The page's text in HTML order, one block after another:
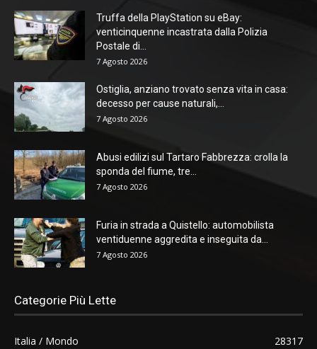
Truffa della PlayStation su eBay:
venticinquenne incastrata dalla Polizia
Postale di...
7 Agosto 2026
Ostiglia, anziano trovato senza vita in casa:
decesso per cause naturali,...
7 Agosto 2026
Abusi edilizi sul Tartaro Fabbrezza: crolla la
sponda del fiume, tre...
7 Agosto 2026
Furia in strada a Quistello: automobilista
ventiduenne aggredita e inseguita da...
7 Agosto 2026
Categorie Più Lette
Italia / Mondo
28317